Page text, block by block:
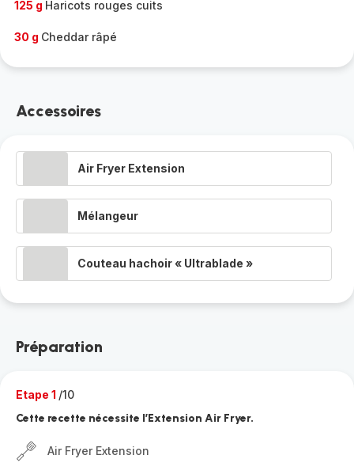
125 g Haricots rouges cuits
30 g Cheddar râpé
Accessoires
Air Fryer Extension
Mélangeur
Couteau hachoir « Ultrablade »
Préparation
Etape 1 /10
Cette recette nécessite l’Extension Air Fryer.
Air Fryer Extension